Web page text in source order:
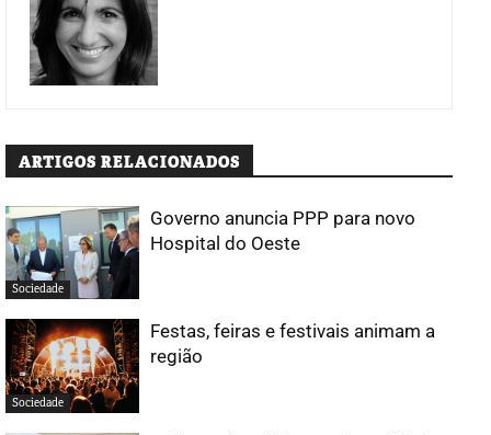
ARTIGOS RELACIONADOS
Sociedade
Governo anuncia PPP para novo
Hospital do Oeste
Sociedade
Festas, feiras e festivais animam a
região